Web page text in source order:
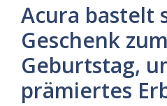
Acura bastelt
Geschenk
Geburtstag,
prämiertes